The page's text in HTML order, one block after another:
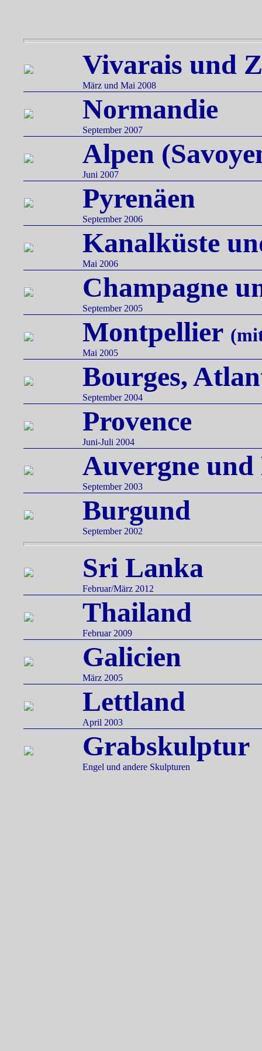
Vivarais und
März und Mai 2008
Normandie
September 2007
Alpen
Juni 2007
Pyrenäen
September 2006
Kanalküste
Mai 2006
Champagne
September 2005
Montpellier
Mai 2005
Bourges,
September 2004
Provence
Juni-Juli 2004
Auvergne und
September 2003
Burgund
September 2002
Sri Lanka
Februar/März 2012
Thailand
Februar 2009
Galicien
März 2005
Lettland
April 2003
Grabskulptur
Engel und andere Skulpturen